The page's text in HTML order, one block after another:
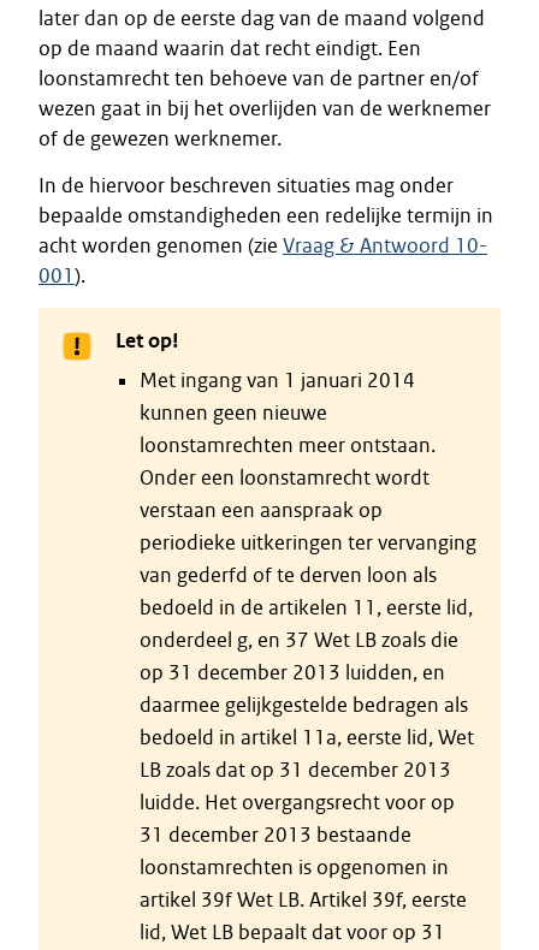
later dan op de eerste dag van de maand volgend
op de maand waarin dat recht eindigt. Een
loonstamrecht ten behoeve van de partner en/of
wezen gaat in bij het overlijden van de werknemer
of de gewezen werknemer.
In de hiervoor beschreven situaties mag onder
bepaalde omstandigheden een redelijke termijn in
acht worden genomen (zie Vraag & Antwoord 10-
001).
Let op!
Met ingang van 1 januari 2014
kunnen geen nieuwe
loonstamrechten meer ontstaan.
Onder een loonstamrecht wordt
verstaan een aanspraak op
periodieke uitkeringen ter vervanging
van gederfd of te derven loon als
bedoeld in de artikelen 11, eerste lid,
onderdeel g, en 37 Wet LB zoals die
op 31 december 2013 luidden, en
daarmee gelijkgestelde bedragen als
bedoeld in artikel 11a, eerste lid, Wet
LB zoals dat op 31 december 2013
luidde. Het overgangsrecht voor op
31 december 2013 bestaande
loonstamrechten is opgenomen in
artikel 39f Wet LB. Artikel 39f, eerste
lid, Wet LB bepaalt dat voor op 31